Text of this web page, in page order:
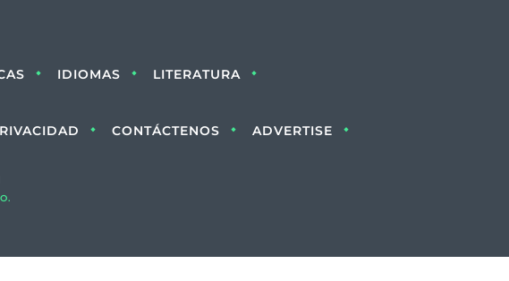
IDIOMAS
LITERATURA
CONTÁCTENOS
ADVERTISE